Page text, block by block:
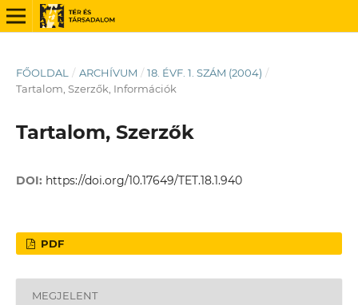
FŐOLDAL / ARCHÍVUM / 18. ÉVF. 1. SZÁM (2004) /
Tartalom, Szerzők, Információk
Tartalom, Szerzők
DOI: https://doi.org/10.17649/TET.18.1.940
PDF
MEGJELENT